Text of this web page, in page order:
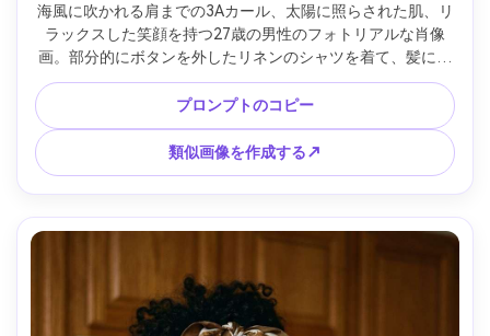
海風に吹かれる肩までの3Aカール、太陽に照らされた肌、リ
ラックスした笑顔を持つ27歳の男性のフォトリアルな肖像
画。部分的にボタンを外したリネンのシャツを着て、髪に塩
水の質感があります。ビーチの海岸線の背景。強いバックラ
イトとレンズフレアを伴う午後遅くの太陽。富士フイルム
GFX、110mm f/2;クローズフレーミング、率直な雰囲気。自
然な肌質感、鋭い目元、暖かい海岸グレード --ar 4:5
プロンプトのコピー
類似画像を作成する↗